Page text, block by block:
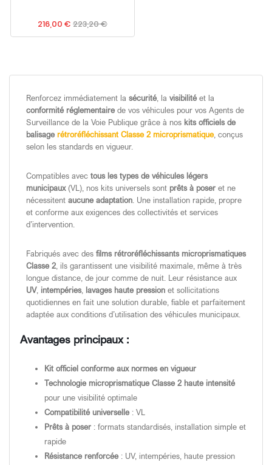
216,00 € 223,20 €
Renforcez immédiatement la sécurité, la visibilitéet la
conformité réglementairede vos véhicules pour vos Agents de
Surveillance de la Voie Publique grâce à nos kits officiels de
balisagerétroréfléchissant Classe 2 microprismatique, conçus
selon les standards en vigueur.
Compatibles avec tous les types de véhicules légers
municipaux(VL), nos kits universels sont prêts à poser et ne
nécessitent aucune adaptation . Une installation rapide, propre
et conforme aux exigences des collectivités et services
d’intervention.
Fabriqués avec des films rétroréfléchissants microprismatiques
Classe 2 , ils garantissent une visibilité maximale, même à très
longue distance, de jour comme de nuit. Leur résistance aux
UV, intempéries, lavages haute pression et sollicitations
quotidiennes en fait une solution durable, fiable et parfaitement
adaptée aux conditions d’utilisation des véhicules municipaux.
Avantages principaux :
Kit officiel conforme aux normes en vigueur
Technologie microprismatique Classe 2 haute intensité
pour une visibilité optimale
Compatibilité universelle: VL
Prêts à poser : formats standardisés, installation simple et
rapide
Résistance renforcée: UV, intempéries, haute pression